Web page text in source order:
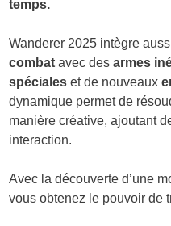
temps.
Wanderer 2025 intègre
combat avec desarmes
spéciales et de nouveaux
dynamique permet de
manière créative, ajoutant
interaction.
Avec la découverte d’une
vous obtenez le pouvoir de